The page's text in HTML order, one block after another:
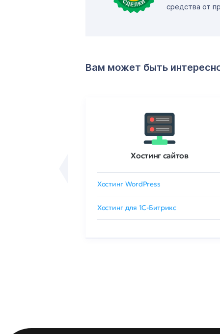
средства от
Вам может быть
Хостинг сайтов
Хостинг WordPress
Хостинг для 1C-Битрикс